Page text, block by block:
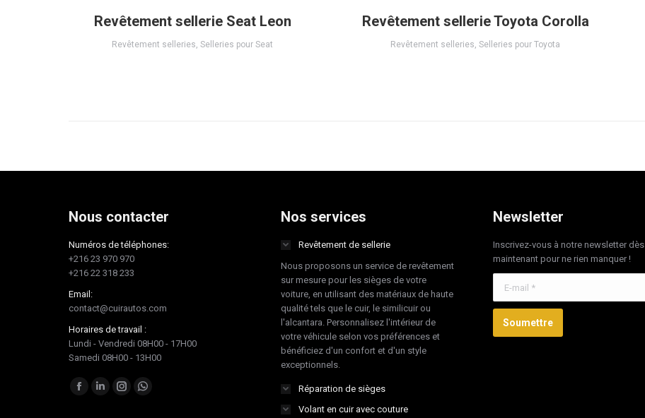
Revêtement sellerie Seat Leon
Revêtement selleries, Selleries pour Seat
Revêtement sellerie Toyota Corolla
Revêtement selleries, Selleries pour Toyota
Nous contacter
Numéros de téléphones:
+216 23 970 970
+216 22 318 233
Email:
contact@cuirautos.com
Horaires de travail :
Lundi - Vendredi 08H00 - 17H00
Samedi 08H00 - 13H00
Trouvez nous sur :
Facebook
LinkedInInstagramWhatsapp
Nos services
Revêtement de sellerie
Nous proposons un service de revêtement
sur mesure pour les sièges de votre
voiture, en utilisant des matériaux de haute
qualité tels que le cuir, le similicuir ou
l'alcantara. Personnalisez l'intérieur de
votre véhicule selon vos préférences et
bénéficiez d'un confort et d'un style
exceptionnels.
Réparation de sièges
Volant en cuir avec couture
Newsletter
Inscrivez-vous à notre newsletter dès
maintenant pour ne rien manquer !
Soumettre